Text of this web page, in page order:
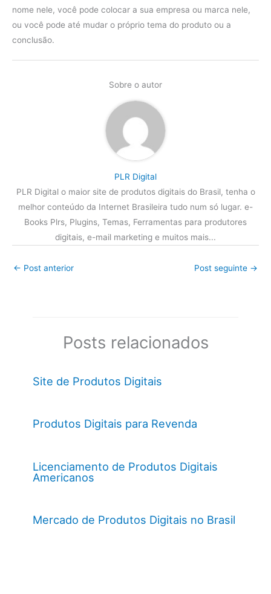
nome nele, você pode colocar a sua empresa ou marca nele,
ou você pode até mudar o próprio tema do produto ou a
conclusão.
Sobre o autor
PLR Digital
PLR Digital o maior site de produtos digitais do Brasil, tenha o
melhor conteúdo da Internet Brasileira tudo num só lugar. e-
Books Plrs, Plugins, Temas, Ferramentas para produtores
digitais, e-mail marketing e muitos mais...
← Post anterior Post seguinte →
Posts relacionados
Site de Produtos Digitais
Produtos Digitais para Revenda
Licenciamento de Produtos Digitais
Americanos
Mercado de Produtos Digitais no Brasil